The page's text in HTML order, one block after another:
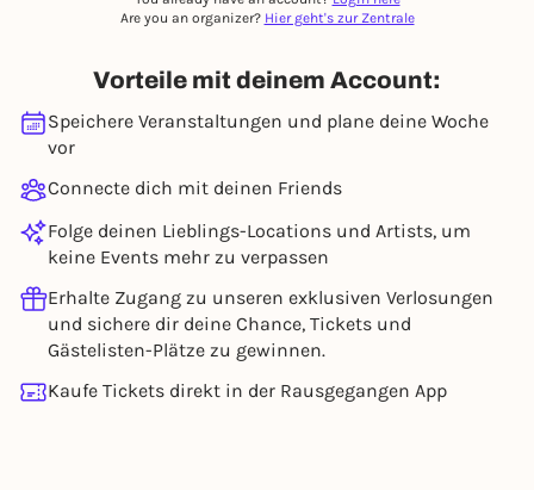
Are you an organizer? Hier geht's zur Zentrale
Vorteile mit deinem Account:
Speichere Veranstaltungen und plane deine Woche
vor
Connecte dich mit deinen Friends
Folge deinen Lieblings-Locations und Artists, um
keine Events mehr zu verpassen
Erhalte Zugang zu unseren exklusiven Verlosungen
und sichere dir deine Chance, Tickets und
Gästelisten-Plätze zu gewinnen.
Kaufe Tickets direkt in der Rausgegangen App